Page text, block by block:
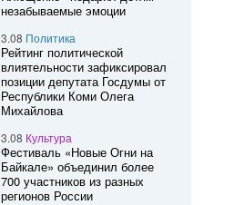
незабываемые эмоции
3.08 Политика
Рейтинг политической
влиятельности зафиксировал
позиции депутата Госдумы от
Республики Коми Олега
Михайлова
3.08 Культура
Фестиваль «Новые Огни на
Байкале» объединил более
700 участников из разных
регионов России